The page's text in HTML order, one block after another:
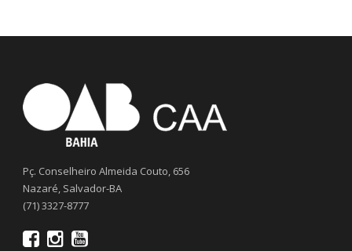
Pç. Conselheiro Almeida Couto, 656
Nazaré, Salvador-BA
(71) 3327-8777